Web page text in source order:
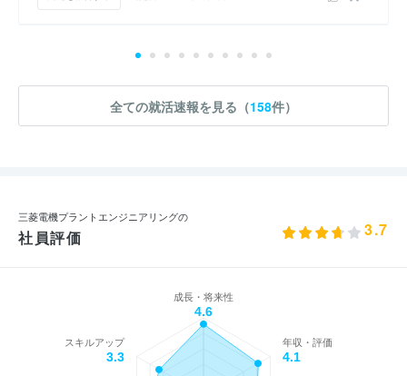
全ての就活速報を見る（158件）
三菱電機プラントエンジニアリングの
社員評価 3.7
成長・将来性
4.6
年収・評価
4.1
スキルアップ
3.3